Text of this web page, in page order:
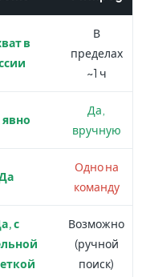
в
В
пределах
~1 ч
Да,
вручную
Одно на
команду
с
Возможно
(ручной
поиск)